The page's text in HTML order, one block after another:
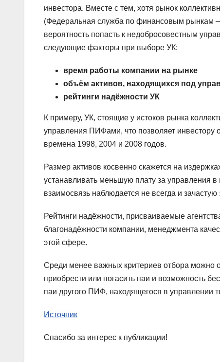
инвестора. Вместе с тем, хотя рынок
(Федеральная служба по финансовым рынкам
вероятность попасть к недобросовестным
следующие факторы при выборе УК:
время работы компании на рынке
объём активов, находящихся под
рейтинги надёжности УК
К примеру, УК, стоящие у истоков рынка
управления ПИФами, что позволяет инвестору
времена 1998, 2004 и 2008 годов.
Размер активов косвенно скажется на
устанавливать меньшую плату за управления
взаимосвязь наблюдается не всегда и
Рейтинги надёжности, присваиваемые
благонадёжности компании, менеджмента
этой сфере.
Среди менее важных критериев отбора можно
приобрести или погасить паи и возможность
паи другого ПИФ, находящегося в управлении
Источник
Спасибо за интерес к публикации!